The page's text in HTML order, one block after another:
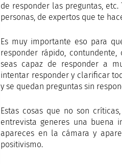
de responder las preguntas,
personas, de expertos que te
Es muy importante eso para
responder rápido,
seas capaz de responder a
intentar responder y clarificar
y se quedan preguntas sin
Estas cosas que no son
entrevista generes una buena
apareces en la cámara y
positivismo.